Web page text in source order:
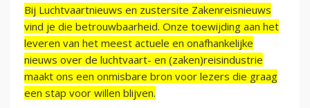
Bij Luchtvaartnieuws en zustersite Zakenreisnieuws
vind je die betrouwbaarheid. Onze toewijding aan het
leveren van het meest actuele en onafhankelijke
nieuws over de luchtvaart- en (zaken)reisindustrie
maakt ons een onmisbare bron voor lezers die graag
een stap voor willen blijven.